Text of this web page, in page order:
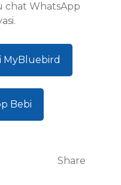
chat WhatsApp
MyBluebird
Bebi
Share